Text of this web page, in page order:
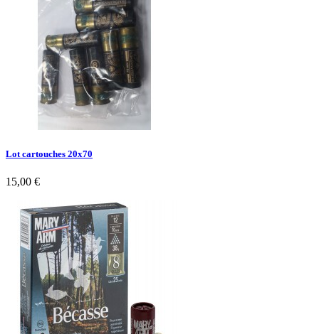
Lot cartouches 20x70
15,00 €